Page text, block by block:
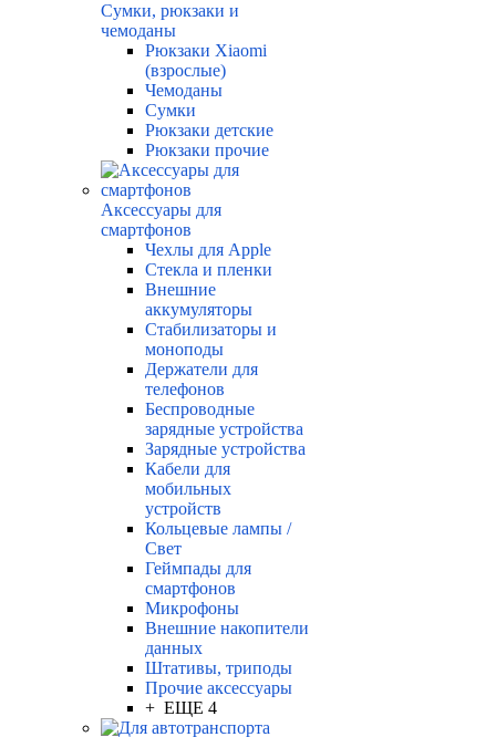
Сумки, рюкзаки и
чемоданы
Рюкзаки Xiaomi
(взрослые)
Чемоданы
Сумки
Рюкзаки детские
Рюкзаки прочие
Аксессуары для
смартфонов
Чехлы для Apple
Стекла и пленки
Внешние
аккумуляторы
Стабилизаторы и
моноподы
Держатели для
телефонов
Беспроводные
зарядные устройства
Зарядные устройства
Кабели для
мобильных
устройств
Кольцевые лампы /
Свет
Геймпады для
смартфонов
Микрофоны
Внешние накопители
данных
Штативы, триподы
Прочие аксессуары
+ ЕЩЕ 4